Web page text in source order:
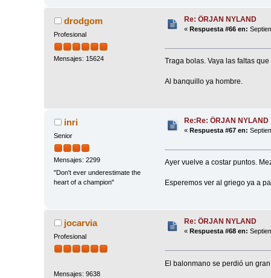
drodgom
Profesional
Mensajes: 15624
Re: ÖRJAN NYLAND
«Respuesta #66 en:
Traga bolas. Vaya las faltas
Al banquillo ya hombre.
inri
Senior
Mensajes: 2299
"Don't ever underestimate the
heart of a champion"
Re:Re: ÖRJAN NYLAND
«Respuesta #67 en:
Ayer vuelve a costar puntos.
Esperemos ver al griego ya a
jocarvia
Profesional
Mensajes: 9638
Re: ÖRJAN NYLAND
« Respuesta #68 en:
El balonmano se perdió un